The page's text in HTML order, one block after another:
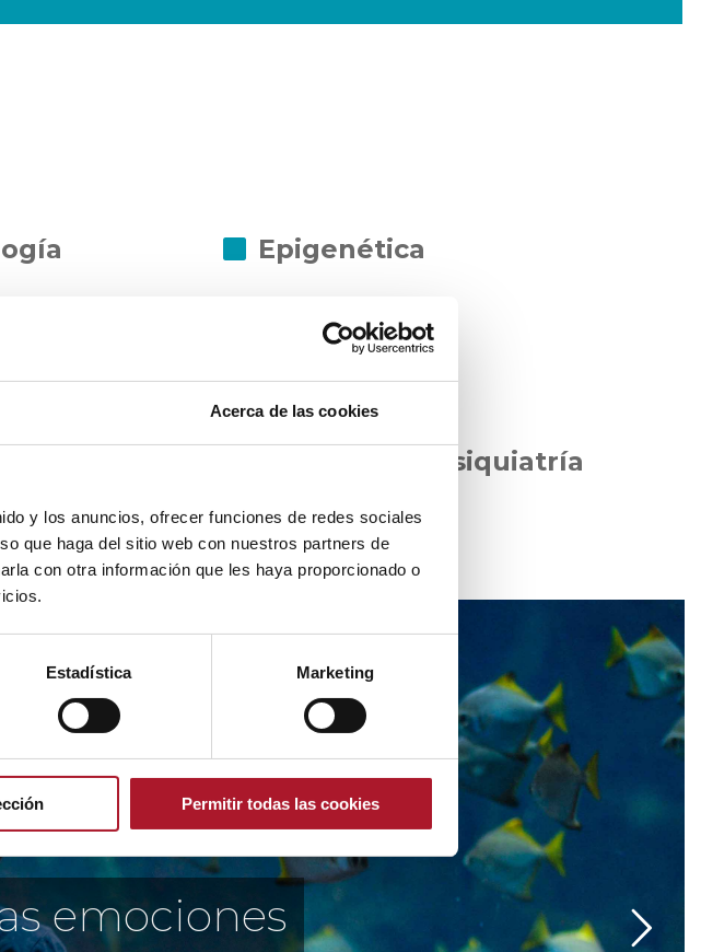
Acerca de las cookies
y los anuncios, ofrecer funciones de redes sociales
que haga del sitio web con nuestros partners de
con otra información que les haya proporcionado o
Estadística Marketing
Permitir todas las cookies
Epigenética
Biología
Psicología y psiquiatría